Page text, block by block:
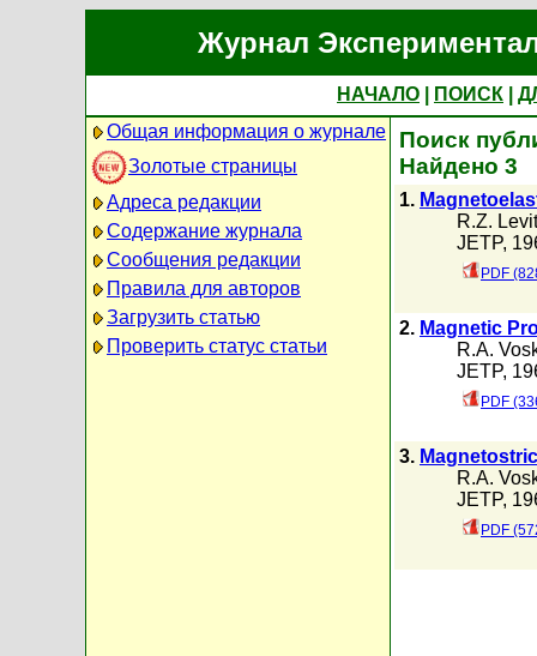
Журнал
НАЧАЛО ПОИСК
Общая информация о журнале
Золотые страницы
Адреса редакции
Содержание журнала
Сообщения редакции
Правила для авторов
Загрузить статью
Проверить статус статьи
Поиск
Найдено 3
1.
R.Z.
JETP,
PDF
2. Magnetic
R.A.
JETP,
PDF
3.
R.A.
JETP,
PDF